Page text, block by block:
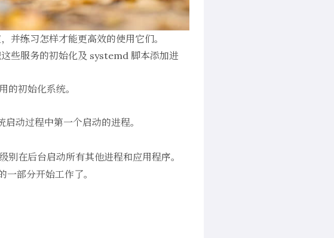
并练习怎样才能更高效的使用它们。
些服务的初始化及 systemd 脚本添加进
初始化系统。
动过程中第一个启动的进程。
在后台启动所有其他进程和应用程序。
部分开始工作了。